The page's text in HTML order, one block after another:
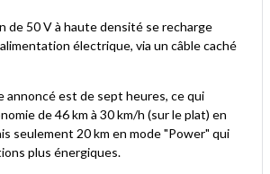
de 50 V à haute densité se recharge
électrique, via un câble caché
annoncé est de sept heures, ce qui
de 46 km à 30 km/h (sur le plat) en
seulement 20 km en mode "Power" qui
plus énergiques.